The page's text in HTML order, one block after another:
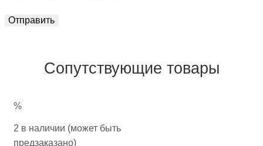
Сопутствующие товары
%
2 в наличии (может быть
предзаказано)